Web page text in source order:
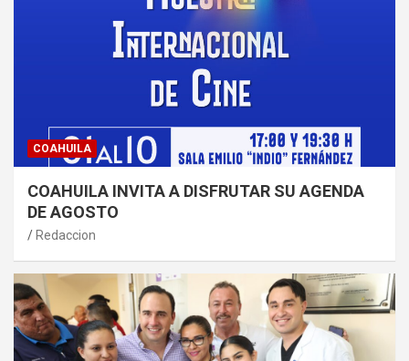
COAHUILA
COAHUILA INVITA A DISFRUTAR SU AGENDA
DE AGOSTO
Redaccion